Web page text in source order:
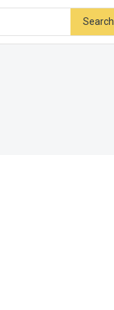
Search